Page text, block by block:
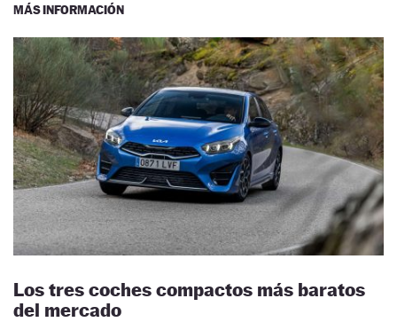
MÁS INFORMACIÓN
Los tres coches compactos más baratos
del mercado